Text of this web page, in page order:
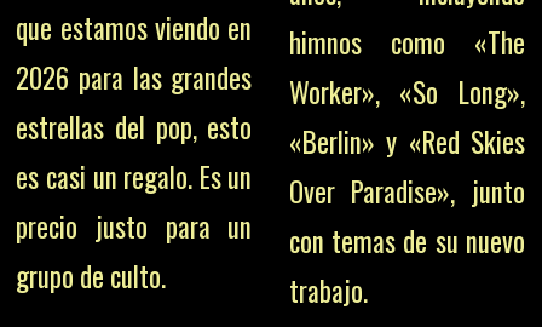
que estamos viendo en
2026 para las grandes
estrellas del pop, esto
es casi un regalo. Es un
precio justo para un
grupo de culto.
himnos como «The
Worker», «So Long»,
«Berlin» y «Red Skies
Over Paradise», junto
con temas de su nuevo
trabajo.